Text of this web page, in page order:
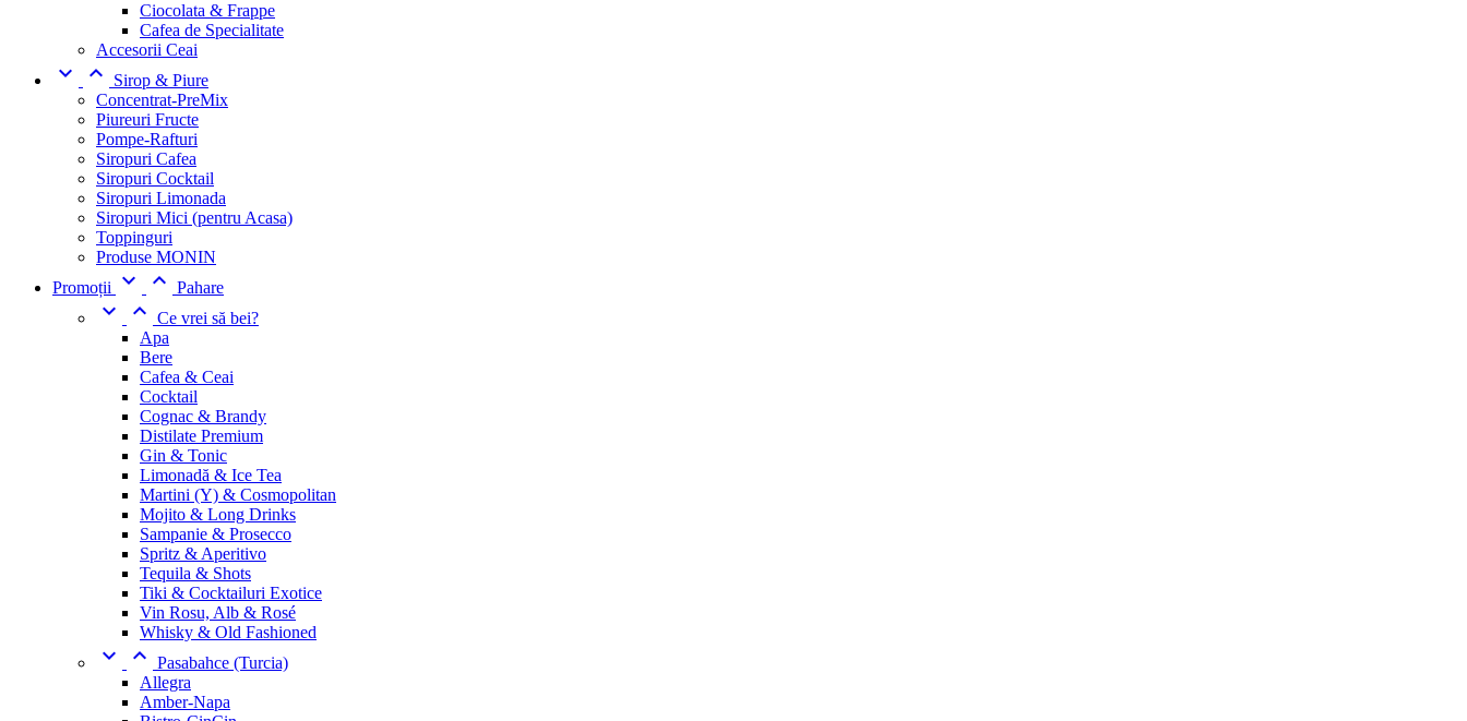
Ciocolata & Frappe
Cafea de Specialitate
Accesorii Ceai
 
Sirop & Piure
Concentrat-PreMix
Piureuri Fructe
Pompe-Rafturi
Siropuri Cafea
Siropuri Cocktail
Siropuri Limonada
Siropuri Mici (pentru Acasa)
Toppinguri
Produse MONIN
Promoții
  Pahare
  Ce vrei să bei?
Apa
Bere
Cafea & Ceai
Cocktail
Cognac & Brandy
Distilate Premium
Gin & Tonic
Limonadă & Ice Tea
Martini (Y) & Cosmopolitan
Mojito & Long Drinks
Sampanie & Prosecco
Spritz & Aperitivo
Tequila & Shots
Tiki & Cocktailuri Exotice
Vin Rosu, Alb & Rosé
Whisky & Old Fashioned
  Pasabahce (Turcia)
Allegra
Amber-Napa